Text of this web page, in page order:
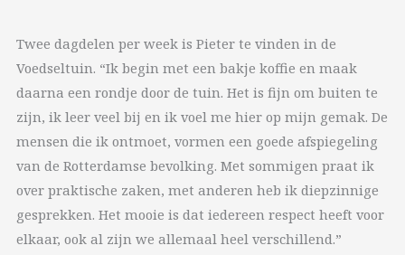
Twee dagdelen per week is Pieter te vinden in de
Voedseltuin. “Ik begin met een bakje koffie en maak
daarna een rondje door de tuin. Het is fijn om buiten te
zijn, ik leer veel bij en ik voel me hier op mijn gemak. De
mensen die ik ontmoet, vormen een goede afspiegeling
van de Rotterdamse bevolking. Met sommigen praat ik
over praktische zaken, met anderen heb ik diepzinnige
gesprekken. Het mooie is dat iedereen respect heeft voor
elkaar, ook al zijn we allemaal heel verschillend.”